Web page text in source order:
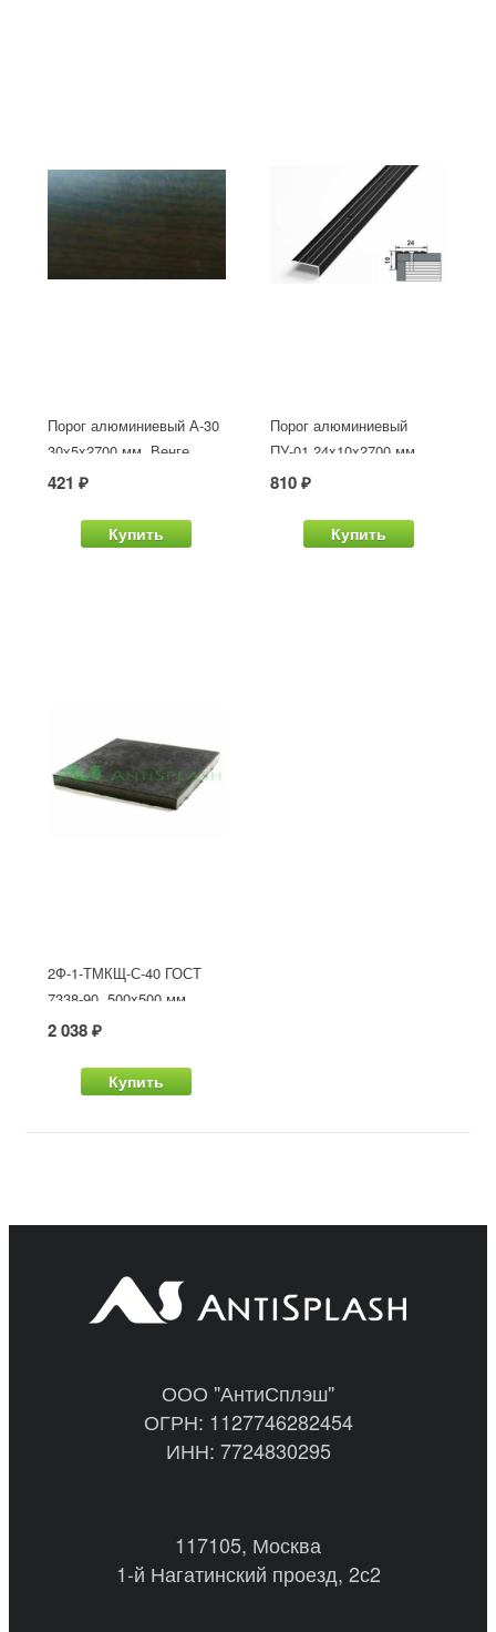
Порог алюминиевый А-30
30х5x2700 мм, Венге
421 ₽
Купить
Порог алюминиевый
ПУ-01 24x10x2700 мм,
окрашенный в черный
810 ₽
Купить
2Ф-1-ТМКЩ-С-40 ГОСТ
7338-90, 500x500 мм
2 038 ₽
Купить
ООО "АнтиСплэш"
ОГРН: 1127746282454
ИНН: 7724830295
117105, Москва
1-й Нагатинский проезд, 2с2